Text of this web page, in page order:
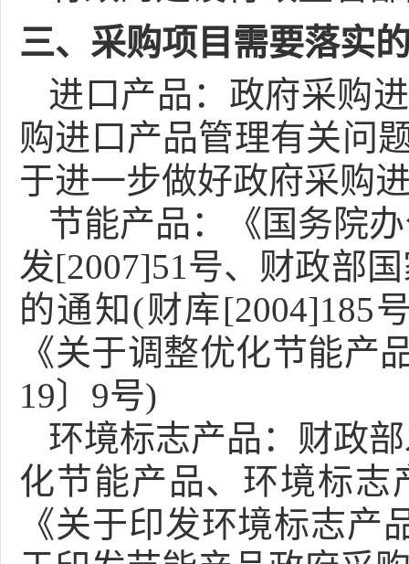
三、采购项目需要落实
进口产品： 政府采购
购进口产品管理有关问
于进一步做好政府采购
节能产品：
《国务院
发[2007]51号、财政部
的通知(财库[2004]185
《关于调整优化节能产
19〕9号)
环境标志产品： 财政
化节能产品、环境标志
《关于印发环境标志